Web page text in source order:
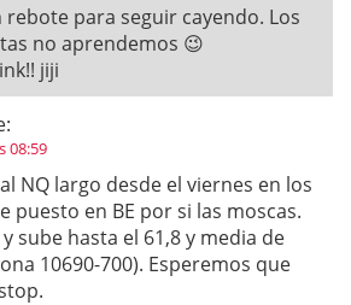
rebote para seguir cayendo. Los
no aprendemos 😉
jiji
08:59
NQ largo desde el viernes en los
puesto en BE por si las moscas.
sube hasta el 61,8 y media de
10690-700). Esperemos que